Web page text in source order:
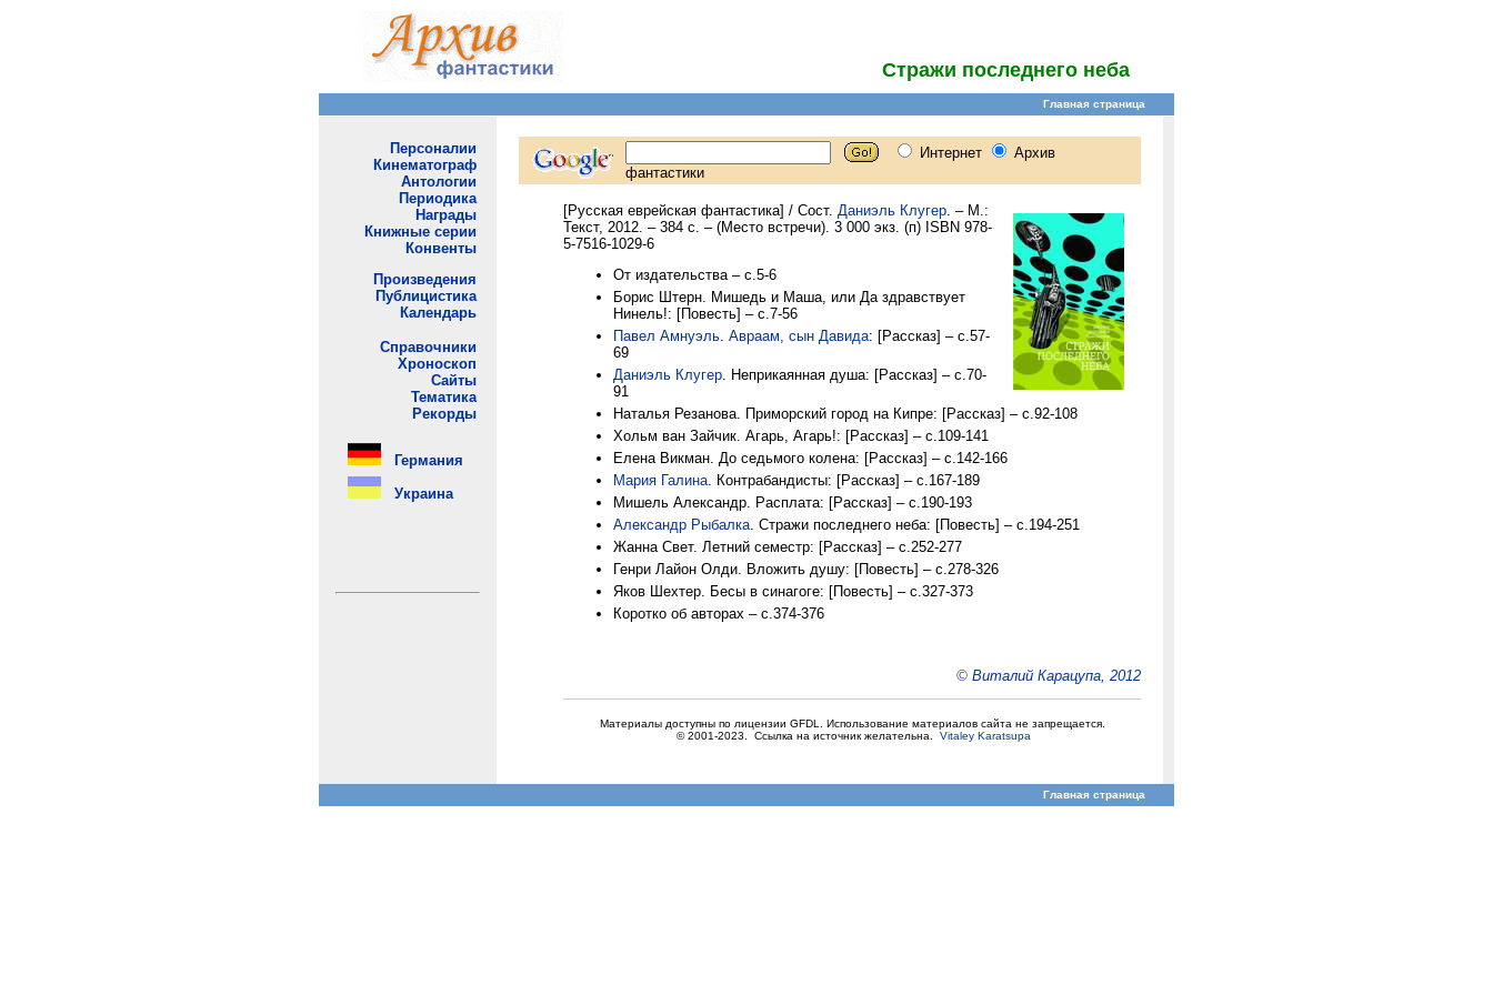
Стражи последнего неба
[Русская еврейская фантастика] / Сост. Даниэль Клугер. – М.:
Текст, 2012. – 384 с. – (Место встречи). 3 000 экз. (п) ISBN 978-
5-7516-1029-6
От издательства – с.5-6
Борис Штерн. Мишедь и Маша, или Да здравствует
Нинель!: [Повесть] – с.7-56
Павел Амнуэль. Авраам, сын Давида: [Рассказ] – с.57-
69
Даниэль Клугер. Неприкаянная душа: [Рассказ] – с.70-
91
Наталья Резанова. Приморский город на Кипре: [Рассказ] – с.92-108
Хольм ван Зайчик. Агарь, Агарь!: [Рассказ] – с.109-141
Елена Викман. До седьмого колена: [Рассказ] – с.142-166
Мария Галина. Контрабандисты: [Рассказ] – с.167-189
Мишель Александр. Расплата: [Рассказ] – с.190-193
Александр Рыбалка. Стражи последнего неба: [Повесть] – с.194-251
Жанна Свет. Летний семестр: [Рассказ] – с.252-277
Генри Лайон Олди. Вложить душу: [Повесть] – с.278-326
Яков Шехтер. Бесы в синагоге: [Повесть] – с.327-373
Коротко об авторах – с.374-376
© Виталий Карацупа, 2012